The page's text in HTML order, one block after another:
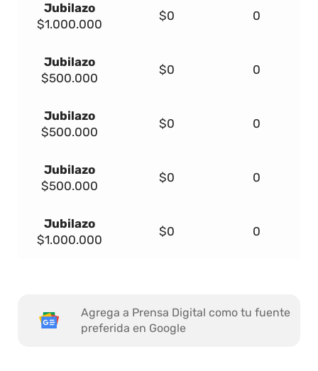
Jubilazo
$1.000.000
$0 0
Jubilazo
$500.000
$0 0
Jubilazo
$500.000
$0 0
Jubilazo
$500.000
$0 0
Jubilazo
$1.000.000
$0 0
Agrega a Prensa Digital como tu fuente
preferida en Google